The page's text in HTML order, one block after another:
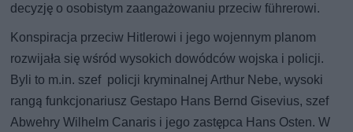
decyzję o osobistym zaangażowaniu przeciw führerowi.
Konspiracja przeciw Hitlerowi i jego wojennym planom
rozwijała się wśród wysokich dowódców wojska i policji.
Byli to m.in. szef policji kryminalnej Arthur Nebe, wysoki
rangą funkcjonariusz Gestapo Hans Bernd Gisevius, szef
Abwehry Wilhelm Canaris i jego zastępca Hans Osten. W